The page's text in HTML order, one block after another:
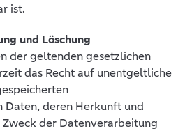
ist.
und Löschung
der geltenden gesetzlichen
das Recht auf unentgeltliche
Daten, deren Herkunft und
der Datenverarbeitung